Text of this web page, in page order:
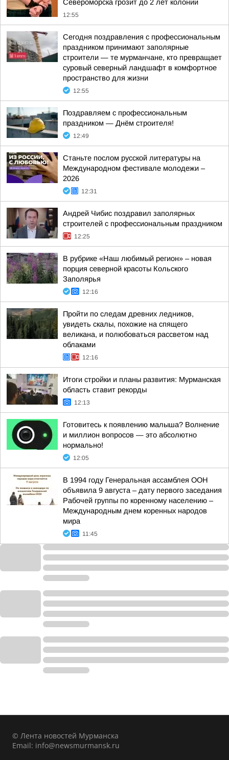
Североморска грозит до 2 лет колонии
12:55
Сегодня поздравления с профессиональным
праздником принимают заполярные
строители — те мурманчане, кто превращает
суровый северный ландшафт в комфортное
пространство для жизни
12:55
Поздравляем с профессиональным
праздником — Днём строителя!
12:49
Станьте послом русской литературы на
Международном фестивале молодежи –
2026
12:31
Андрей Чибис поздравил заполярных
строителей с профессиональным праздником
12:25
В рубрике «Наш любимый регион» – новая
порция северной красоты Кольского
Заполярья
12:16
Пройти по следам древних ледников,
увидеть скалы, похожие на спящего
великана, и полюбоваться рассветом над
облаками
12:16
Итоги стройки и планы развития: Мурманская
область ставит рекорды
12:13
Готовитесь к появлению малыша? Волнение
и миллион вопросов — это абсолютно
нормально!
12:05
В 1994 году Генеральная ассамблея ООН
объявила 9 августа – дату первого заседания
Рабочей группы по коренному населению –
Международным днем коренных народов
мира
11:45
© Лента новостей Мурманска
Email: info@newsmurmansk.ru